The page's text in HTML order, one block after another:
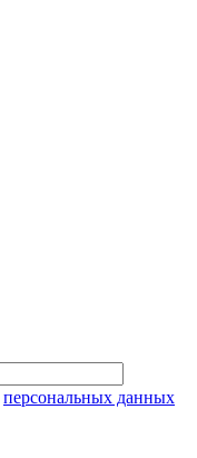
персональных данных